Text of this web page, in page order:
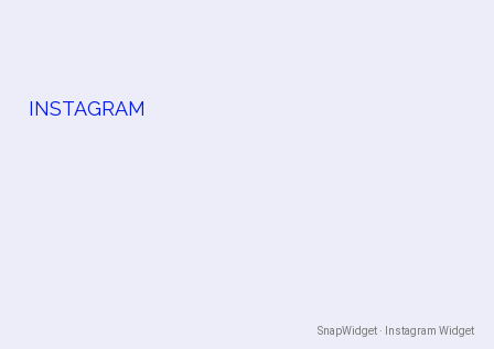
INSTAGRAM
SnapWidget · Instagram Widget